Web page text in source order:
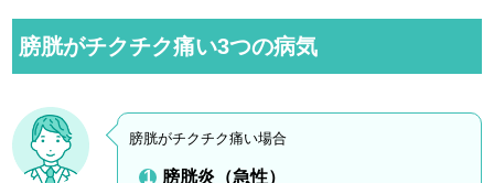
膀胱がチクチク痛い3つの病気
膀胱がチクチク痛い場合
膀胱炎（急性）